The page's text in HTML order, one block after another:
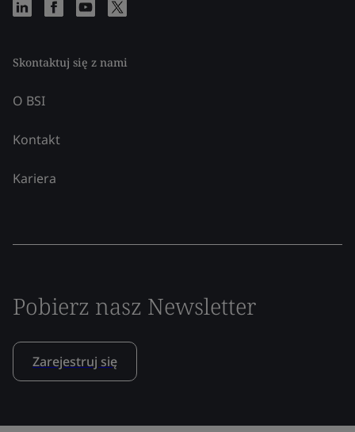
Skontaktuj się z nami
O BSI
Kontakt
Kariera
Pobierz nasz Newsletter
Zarejestruj się